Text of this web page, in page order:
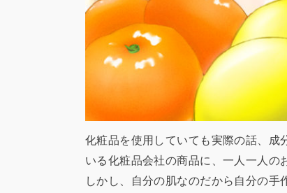
化粧品を使用していても実際の話、成
いる化粧品会社の商品に、一人一人の
しかし、自分の肌なのだから自分の手